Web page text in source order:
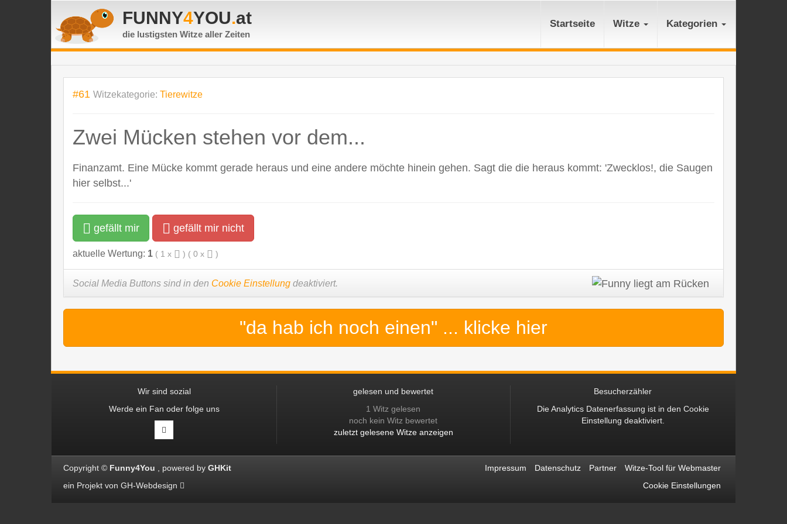
FUNNY4YOU.at
die lustigsten Witze aller Zeiten
Startseite Witze Kategorien
#61 Witzekategorie: Tierewitze
Zwei Mücken stehen vor dem...
Finanzamt. Eine Mücke kommt gerade heraus und eine andere möchte hinein gehen. Sagt die die heraus kommt: 'Zwecklos!, die Saugen
hier selbst...'
gefällt mir gefällt mir nicht
aktuelle Wertung: 1 ( 1 x ) ( 0 x )
Social Media Buttons sind in den Cookie Einstellung deaktiviert.
"da hab ich noch einen" ... klicke hier
Wir sind sozial
Werde ein Fan oder folge uns
gelesen und bewertet
1 Witz gelesen
noch kein Witz bewertet
zuletzt gelesene Witze anzeigen
Besucherzähler
Die Analytics Datenerfassung ist in den Cookie
Einstellung deaktiviert.
Copyright © Funny4You powered by GHKit
ein Projekt von GH-Webdesign
Impressum Datenschutz Partner
Witze-Tool für Webmaster
Cookie Einstellungen